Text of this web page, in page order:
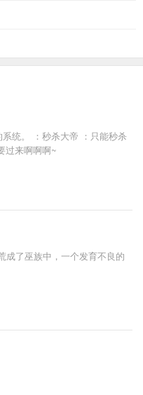
统。 ：秒杀大帝 ：只能秒杀
过来啊啊啊~
成了巫族中，一个发育不良的